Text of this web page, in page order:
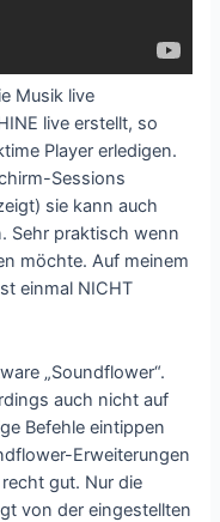
Musik live
live erstellt, so
Player erledigen.
Sessions
sie kann auch
Sehr praktisch wenn
möchte. Auf meinem
einmal NICHT
„Soundflower“.
auch nicht auf
Befehle eintippen
Erweiterungen
gut. Nur die
von der eingestellten